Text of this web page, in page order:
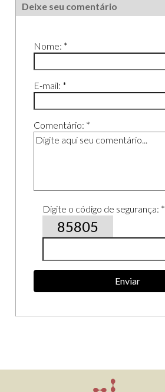
Deixe seu comentário
Nome: *
E-mail: *
Comentário: *
Digite o código de segurança: *
85805
Enviar